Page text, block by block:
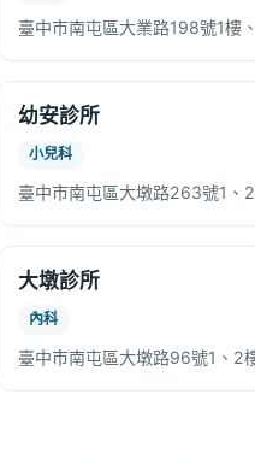
臺中市南屯區大業路198號1樓
幼安診所
小兒科
臺中市南屯區大墩路263號1、
大墩診所
內科
臺中市南屯區大墩路96號1、2